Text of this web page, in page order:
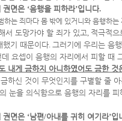
권면은 ‘음행을 피하라’입니다.
하는 죄마다 몸 밖에 있거니와 음행하
서 도망가야 할 죄가 있고, 적극적
했기 때문이다. 그러기에 우리는 음
데 요셉이 음행의 자리에서 피할 때
내게 금하지 아니하였어도 금한 것
하신 것이 무엇인지를 구별할 줄
눈을 의식함으로 음행의 자리를
권면은 ‘남편/아내를 귀히 여기라’입